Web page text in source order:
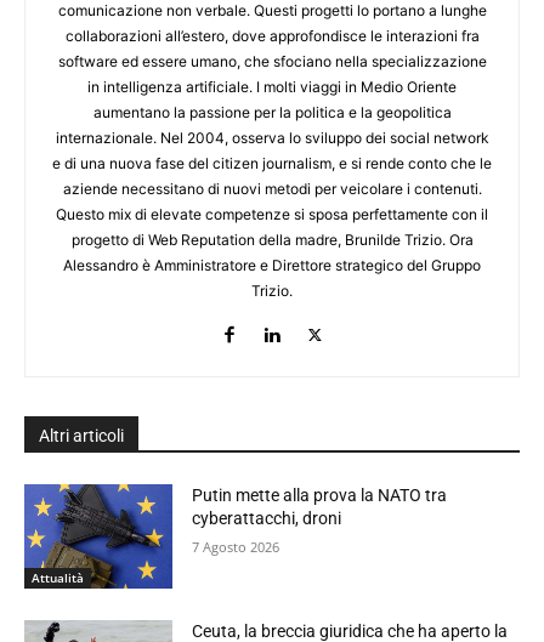
comunicazione non verbale. Questi progetti lo portano a lunghe
collaborazioni all’estero, dove approfondisce le interazioni fra
software ed essere umano, che sfociano nella specializzazione
in intelligenza artificiale. I molti viaggi in Medio Oriente
aumentano la passione per la politica e la geopolitica
internazionale. Nel 2004, osserva lo sviluppo dei social network
e di una nuova fase del citizen journalism, e si rende conto che le
aziende necessitano di nuovi metodi per veicolare i contenuti.
Questo mix di elevate competenze si sposa perfettamente con il
progetto di Web Reputation della madre, Brunilde Trizio. Ora
Alessandro è Amministratore e Direttore strategico del Gruppo
Trizio.
Altri articoli
Attualità
Putin mette alla prova la NATO tra
cyberattacchi, droni
7 Agosto 2026
Ceuta, la breccia giuridica che ha aperto la